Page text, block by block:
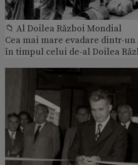
📁 Al Doilea Război Mondial
Cea mai mare evadare dintr-
în timpul celui de-al Doilea